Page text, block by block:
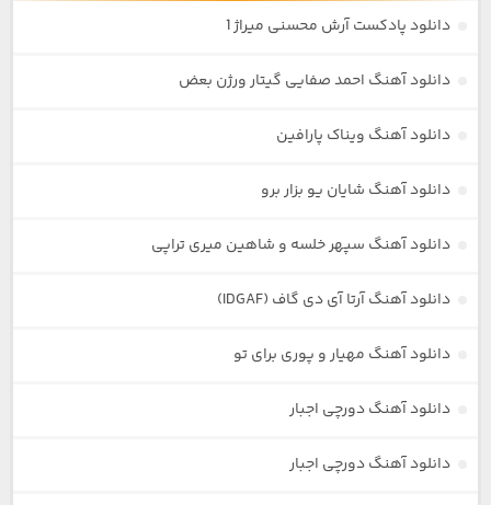
دانلود پادکست آرش محسنی میراژ 1
دانلود آهنگ احمد صفایی گیتار ورژن بعض
دانلود آهنگ ویناک پارافین
دانلود آهنگ شایان یو بزار برو
دانلود آهنگ سپهر خلسه و شاهین میری تراپی
دانلود آهنگ آرتا آی دی گاف (IDGAF)
دانلود آهنگ مهیار و پوری برای تو
دانلود آهنگ دورچی اجبار
دانلود آهنگ دورچی اجبار